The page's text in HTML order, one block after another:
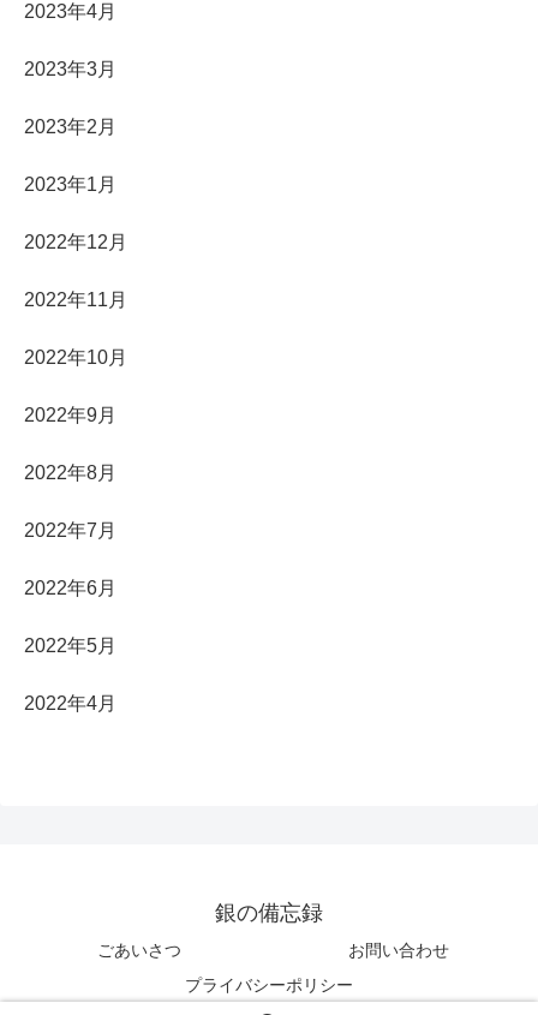
2023年4月
2023年3月
2023年2月
2023年1月
2022年12月
2022年11月
2022年10月
2022年9月
2022年8月
2022年7月
2022年6月
2022年5月
2022年4月
銀の備忘録
ごあいさつ
お問い合わせ
プライバシーポリシー